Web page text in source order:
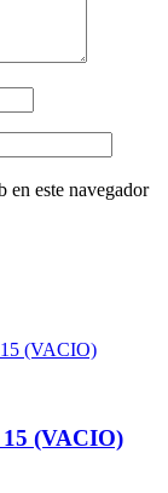
en este navegador
(VACIO)